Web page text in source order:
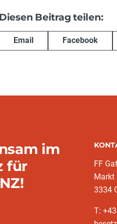
Diesen Beitrag teilen:
Email Facebook
im
für
FF
Markt
3334
T: